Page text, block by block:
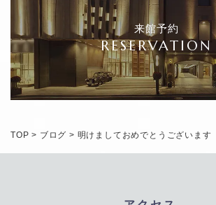
来館予約
RESERVATION
TOP > ブログ > 明けましておめでとうございます